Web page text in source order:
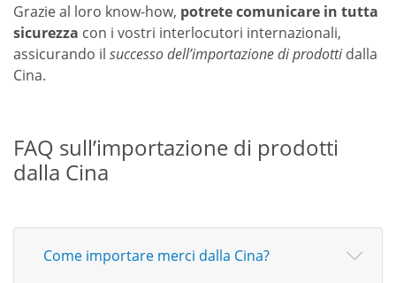
Grazie al loro know-how, potrete comunicare in tutta
sicurezza con i vostri interlocutori internazionali,
assicurando il successo dell’importazione di prodottidalla
Cina.
FAQ sull’importazione di prodotti
dalla Cina
Come importare merci dalla Cina?